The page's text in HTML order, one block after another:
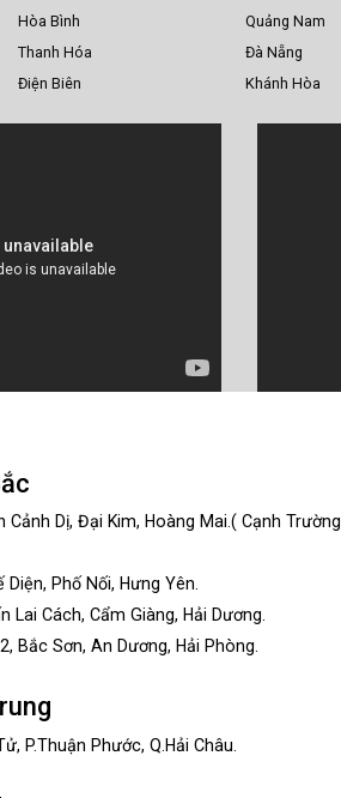
Hòa Bình
Thanh Hóa
Điện Biên
Quảng Nam
Đà Nẵng
Khánh Hòa
Cảnh Dị, Đại Kim, Hoàng Mai.( Cạnh Trường
Phố Nối, Hưng Yên.
Lai Cách, Cẩm Giàng, Hải Dương.
Bắc Sơn, An Dương, Hải Phòng.
P.Thuận Phước, Q.Hải Châu.